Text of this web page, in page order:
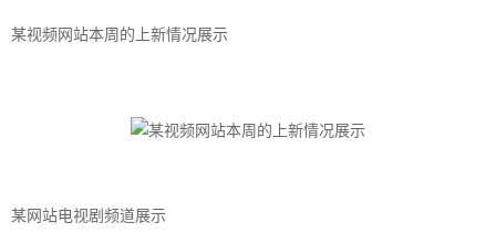
某视频网站本周的上新情况展示
某网站电视剧频道展示